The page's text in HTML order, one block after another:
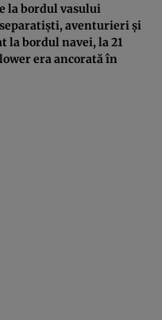
la bordul vasului
aventurieri și
la bordul navei, la 21
era ancorată în